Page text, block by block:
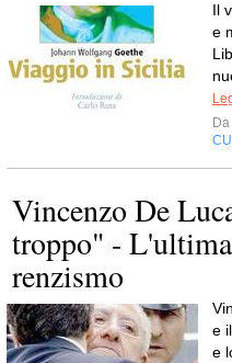
Il
e
Da
Vincenzo De
troppo" -
renzismo
e
e